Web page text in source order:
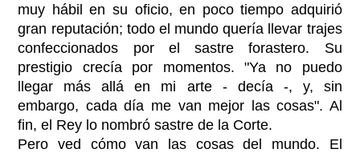
muy hábil en su oficio, en poco tiempo adquirió
gran reputación; todo el mundo quería llevar trajes
confeccionados por el sastre forastero. Su
prestigio crecía por momentos. "Ya no puedo
llegar más allá en mi arte - decía -, y, sin
embargo, cada día me van mejor las cosas". Al
fin, el Rey lo nombró sastre de la Corte.
Pero ved cómo van las cosas del mundo. El